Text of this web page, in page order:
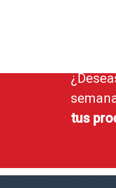
tus